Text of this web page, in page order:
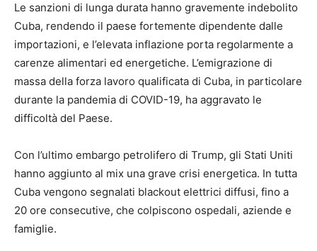
Le sanzioni di lunga durata hanno gravemente indebolito
Cuba, rendendo il paese fortemente dipendente dalle
importazioni, e l’elevata inflazione porta regolarmente a
carenze alimentari ed energetiche. L’emigrazione di
massa della forza lavoro qualificata di Cuba, in particolare
durante la pandemia di COVID-19, ha aggravato le
difficoltà del Paese.
Con l’ultimo embargo petrolifero di Trump, gli Stati Uniti
hanno aggiunto al mix una grave crisi energetica. In tutta
Cuba vengono segnalati blackout elettrici diffusi, fino a
20 ore consecutive, che colpiscono ospedali, aziende e
famiglie.